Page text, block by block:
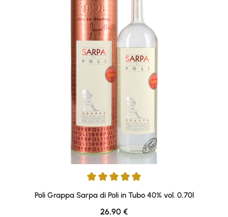
Durchschnittliche Bewertung von 4.9 von 5 Sternen
Poli Grappa Sarpa di Poli in Tubo 40% vol. 0,70l
Regulärer Preis:
26,90 €